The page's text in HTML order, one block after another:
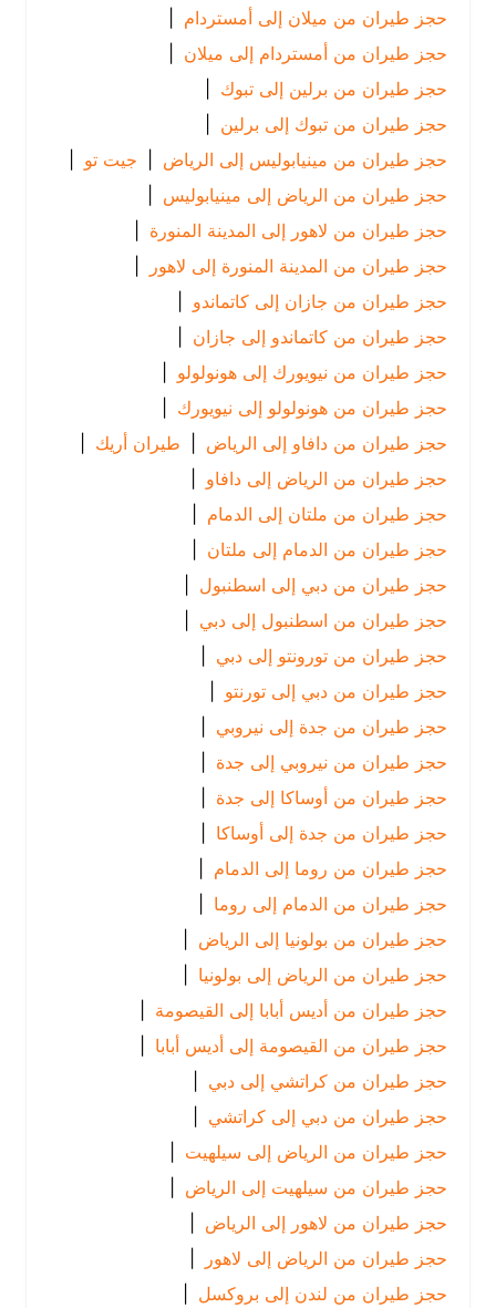
حجز طيران من ميلان إلى أمستردام |
حجز طيران من أمستردام إلى ميلان |
حجز طيران من برلين إلى تبوك
|
حجز طيران من تبوك إلى برلين |
حجز طيران من مينيابوليس إلى الرياض
| جيت تو |
حجز طيران من الرياض إلى مينيابوليس |
حجز طيران من لاهور إلى المدينة المنورة |
حجز طيران من المدينة المنورة إلى لاهور |
حجز طيران من جازان إلى كاتماندو |
حجز طيران من كاتماندو إلى جازان
|
حجز طيران من نيويورك إلى هونولولو |
حجز طيران من هونولولو إلى نيويورك |
حجز طيران من دافاو إلى الرياض
| طيران أريك
|
حجز طيران من الرياض إلى دافاو
|
حجز طيران من ملتان إلى الدمام
|
حجز طيران من الدمام إلى ملتان |
حجز طيران من دبي إلى اسطنبول |
حجز طيران من اسطنبول إلى دبي |
حجز طيران من تورونتو إلى دبي |
حجز طيران من دبي إلى تورنتو |
حجز طيران من جدة إلى نيروبي |
حجز طيران من نيروبي إلى جدة
حجز طيران من أوساكا إلى جدة
حجز طيران من جدة إلى أوساكا |
حجز طيران من روما إلى الدمام
|
حجز طيران من الدمام إلى روما
|
حجز طيران من بولونيا إلى الرياض
|
حجز طيران من الرياض إلى بولونيا
|
حجز طيران من أديس أبابا إلى القيصومة |
حجز طيران من القيصومة إلى أديس أبابا |
حجز طيران من كراتشي إلى دبي |
حجز طيران من دبي إلى كراتشي |
حجز طيران من الرياض إلى سيلهيت |
حجز طيران من سيلهيت إلى الرياض
|
حجز طيران من لاهور إلى الرياض
|
حجز طيران من الرياض إلى لاهور |
حجز طيران من لندن إلى بروكسل |